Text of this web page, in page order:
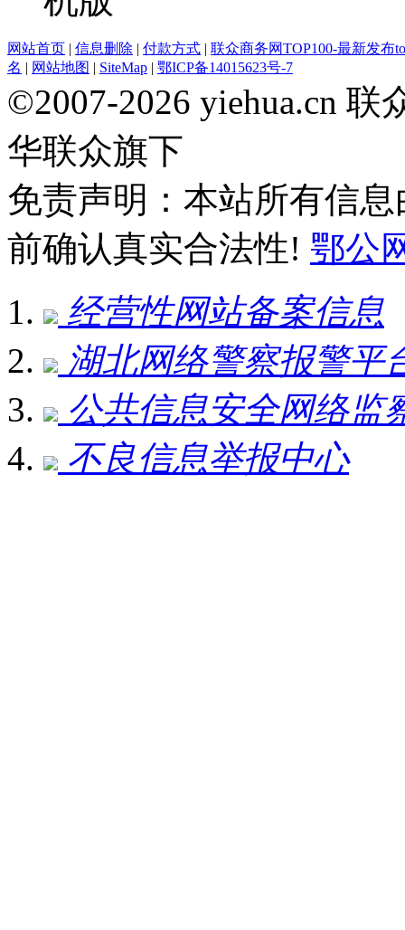
网站首页 | 信息删除 | 付款方式 | 联众商务网TOP100-最新发布
名 | 网站地图 | SiteMap | 鄂ICP备14015623号-7
©2007-2026 yiehua.cn
华联众旗下
免责声明：本站所有信
前确认真实合法性! 鄂公
经营性网站备案信息
湖北网络警察报警平
公共信息安全网络监
不良信息举报中心